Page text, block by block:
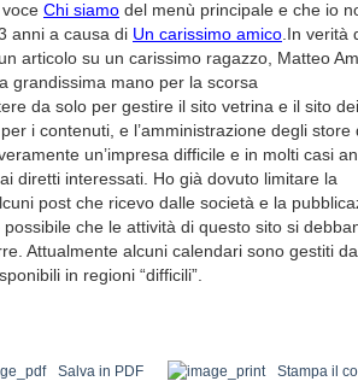
Chi siamo del menù principale e che io
anni a causa di Un carissimo amico.In verità
articolo su un carissimo ragazzo, Matteo
grandissima mano per la scorsa
da solo per gestire il sito vetrina e il sito
i contenuti, e l’amministrazione degli store
un’impresa difficile e in molti casi
diretti interessati. Ho già dovuto limitare la
post che ricevo dalle società e la
che le attività di questo sito si
Attualmente alcuni calendari sono gestiti
in regioni “difficili”.
Salva in PDF Stampa il